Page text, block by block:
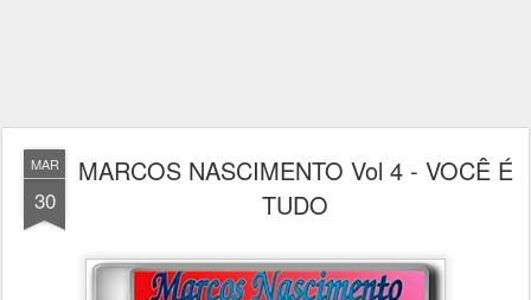
MAR
30
MARCOS NASCIMENTO Vol 4 - VOCÊ É
TUDO